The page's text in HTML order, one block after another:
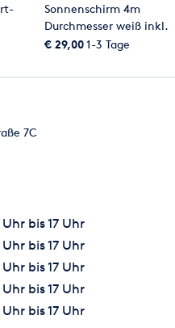
Sonnenschirm 4m
Durchmesser weiß inkl.
Standfuß
€ 29,001-3 Tage
7C
bis 17 Uhr
bis 17 Uhr
bis 17 Uhr
bis 17 Uhr
bis 17 Uhr